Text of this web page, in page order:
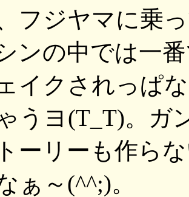
フジヤマに乗
ンの中では一
イクされっぱ
うヨ(T_T)。
ーリーも作ら
ぁ～(^^;)。